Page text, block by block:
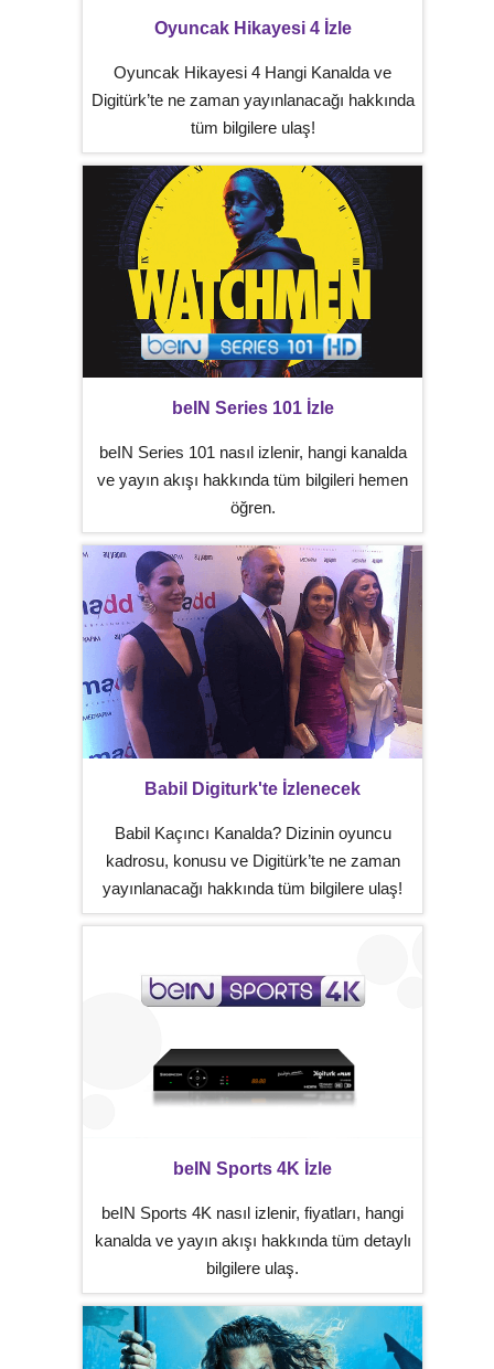
Oyuncak Hikayesi 4 İzle
Oyuncak Hikayesi 4 Hangi Kanalda ve
Digitürk’te ne zaman yayınlanacağı hakkında
tüm bilgilere ulaş!
beIN Series 101 İzle
beIN Series 101 nasıl izlenir, hangi kanalda
ve yayın akışı hakkında tüm bilgileri hemen
öğren.
Babil Digiturk'te İzlenecek
Babil Kaçıncı Kanalda? Dizinin oyuncu
kadrosu, konusu ve Digitürk’te ne zaman
yayınlanacağı hakkında tüm bilgilere ulaş!
beIN Sports 4K İzle
beIN Sports 4K nasıl izlenir, fiyatları, hangi
kanalda ve yayın akışı hakkında tüm detaylı
bilgilere ulaş.